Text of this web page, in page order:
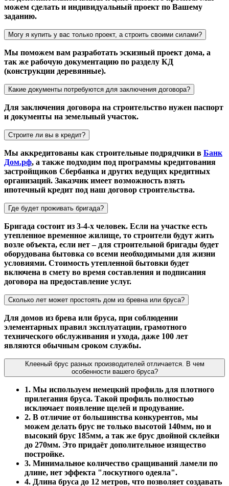
можем сделать и индивидуальный проект по Вашему
заданию.
Могу я купить у вас только проект, а строить своими силами?
Мы поможем вам разработать эскизный проект дома, а
так же рабочую документацию по разделу КД
(конструкции деревянные).
Какие документы потребуются для заключения договора?
Для заключения договора на строительство нужен паспорт
и документы на земельный участок.
Строите ли вы в кредит?
Мы аккредитованы как строительные подрядчики в Банк
Дом.рф, а также подходим под программы кредитования
застройщиков Сбербанка и других ведущих кредитных
организаций. Заказчик имеет возможность взять
ипотечный кредит под наш договор строительства.
Где будет проживать бригада?
Бригада состоит из 3-4-х человек. Если на участке есть
утепленное временное жилище, то строители будут жить
возле объекта, если нет – для строительной бригады будет
оборудована бытовка со всеми необходимыми для жизни
условиями. Стоимость утепленной бытовки будет
включена в смету во время составления и подписания
договора на предоставление услуг.
Сколько лет может простоять дом из бревна или бруса?
Для домов из брева или бруса, при соблюдении
элементарных правил эксплуатации, грамотного
технического обслуживания и ухода, даже 100 лет
являются обычным сроком службы.
Клееный брус разных производителей отличается. В чем
особенности вашего бруса?
1. Мы используем немецкий профиль для плотного
прилегания бруса. Такой профиль полностью
исключает появление щелей и продувание.
2. В отличие от большинства конкурентов, мы
можем делать брус не только высотой 140мм, но и
высокий брус 185мм, а так же брус двойной склейки
до 270мм. Это придаёт дополительное изящество
постройке.
3. Минимальное количество сращиваний ламели по
длине, нет эффекта "лоскутного одеяла".
4. Длина бруса до 12 метров, что позволяет создавать